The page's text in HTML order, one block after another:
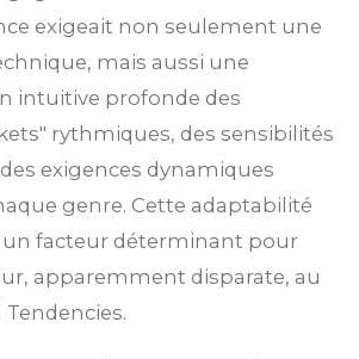
exigeait non seulement une
mais aussi une
intuitive profonde des
rythmiques, des sensibilités
exigences dynamiques
genre. Cette adaptabilité
un facteur déterminant pour
apparemment disparate, au
Tendencies.